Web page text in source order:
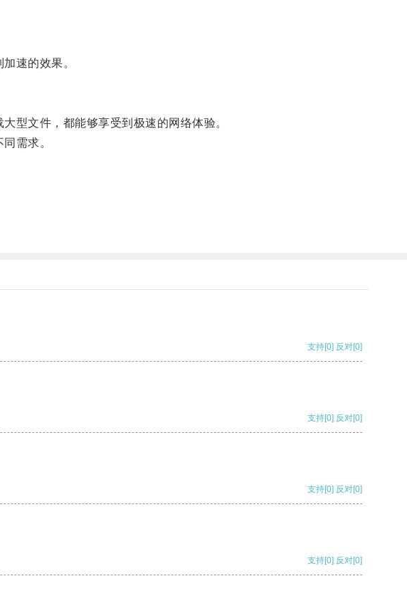
速的效果。
型文件，都能够享受到极速的网络体验。
需求。
支持[0] 反对[0]
支持[0] 反对[0]
支持[0] 反对[0]
支持[0] 反对[0]